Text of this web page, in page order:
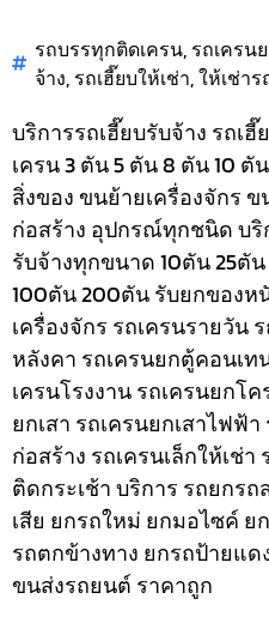
รถบรรทุกติดเครน, รถเครน
จ้าง, รถเฮี๊ยบให้เช่า,ให้เช่าร
บริการรถเฮี๊ยบรับจ้าง รถเ
เครน 3 ตัน 5 ตัน 8 ตัน 10
สิ่งของ ขนย้ายเครื่องจักร
ก่อสร้าง อุปกรณ์ทุกชนิดบริ
รับจ้างทุกขนาด 10ตัน 25ตั
100ตัน 200ตัน รับยกของห
เครื่องจักร รถเครนรายวัน
หลังคา รถเครนยกตู้คอนเท
เครนโรงงาน รถเครนยกโ
ยกเสา รถเครนยกเสาไฟฟ้
ก่อสร้าง รถเครนเล็กให้เช่า
ติดกระเช้าบริการ รถยกร
เสีย ยกรถใหม่ ยกมอไซค์
รถตกข้างทาง ยกรถป้ายแด
ขนส่งรถยนต์ ราคาถูก